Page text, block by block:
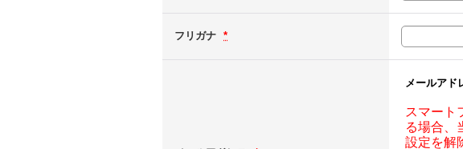
フリガナ *
メールアド
スマート
る場合、
設定を解